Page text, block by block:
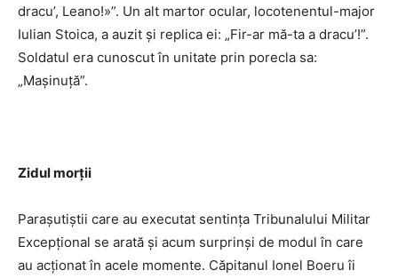
dracu’, Leano!»”. Un alt martor ocular, locotenentul-major
Iulian Stoica, a auzit şi replica ei: „Fir-ar mă-ta a dracu’!”.
Soldatul era cunoscut în unitate prin porecla sa:
„Maşinuţă”.
Zidul morţii
Paraşutiştii care au executat sentinţa Tribunalului Militar
Excepţional se arată şi acum surprinşi de modul în care
au acţionat în acele momente. Căpitanul Ionel Boeru îi